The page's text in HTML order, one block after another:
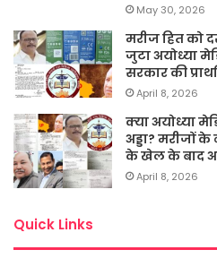
May 30, 2026
मरीज हित को
जुटा अयोध्या
सरकार की
April 8, 2026
क्या अयोध्या
अड्डा? मरीजों
के खेल के बाद
April 8, 2026
Quick Links